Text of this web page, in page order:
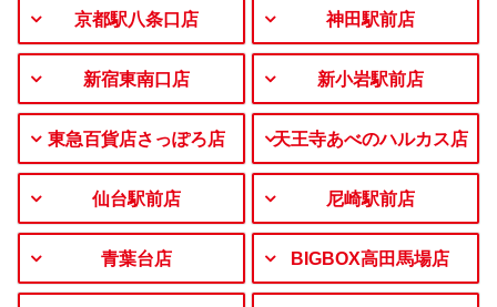
京都駅八条口店 神田駅前店
新宿東南口店 新小岩駅前店
東急百貨店さっぽろ店 天王寺あべのハルカス店
仙台駅前店 尼崎駅前店
青葉台店 BIGBOX高田馬場店